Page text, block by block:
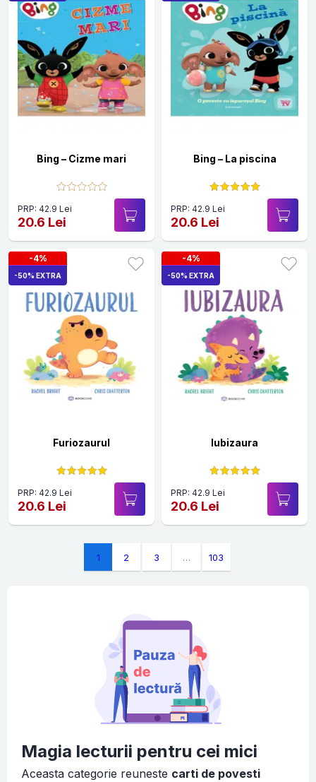
Bing – Cizme mari
PRP: 42.9 Lei
20.6 Lei
Bing – La piscina
PRP: 42.9 Lei
20.6 Lei
-4%
-50% EXTRA
Furiozaurul
PRP: 42.9 Lei
20.6 Lei
-4%
-50% EXTRA
Iubizaura
PRP: 42.9 Lei
20.6 Lei
1 2 3 … 103
Magia lecturii pentru cei mici
Aceasta categorie reuneste carti de povesti